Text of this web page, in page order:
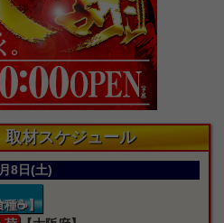
材スケジュール
8日(土)
種☕】